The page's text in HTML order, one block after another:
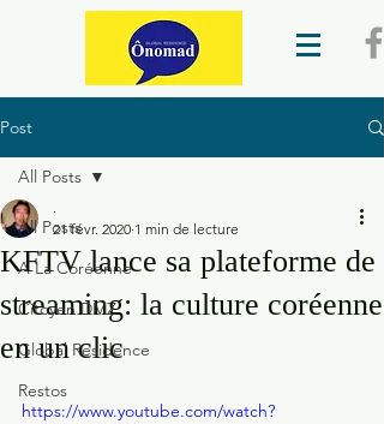
Post
All Posts
A La Coréenne
Citoyen DMZ
Global Residence
Restos
All Posts
KFTV lance sa plateforme de
streaming: la culture coréenne
en un clic
.
21 févr. 2020 1 min de lecture
https://www.youtube.com/watch?